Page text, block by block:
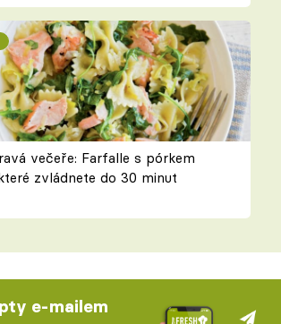
večeře: Farfalle s pórkem
zvládnete do 30 minut
e-mailem